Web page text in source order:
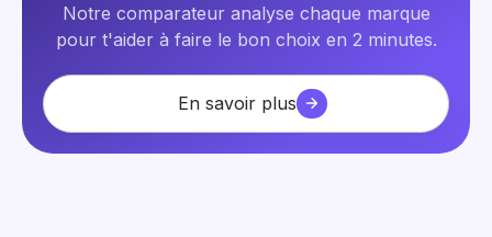
Notre comparateur analyse chaque marque
pour t'aider à faire le bon choix en 2 minutes.
En savoir plus